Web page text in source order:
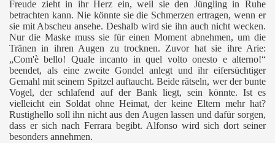
Freude zieht in ihr Herz ein, weil sie den Jüngling in Ruhe
betrachten kann. Nie könnte sie die Schmerzen ertragen, wenn er
sie mit Abscheu ansehe. Deshalb wird sie ihn auch nicht wecken.
Nur die Maske muss sie für einen Moment abnehmen, um die
Tränen in ihren Augen zu trocknen. Zuvor hat sie ihre Arie:
„Com'è bello! Quale incanto in quel volto onesto e alterno!“
beendet, als eine zweite Gondel anlegt und ihr eifersüchtiger
Gemahl mit seinem Spitzel auftaucht. Beide rätseln, wer der bunte
Vogel, der schlafend auf der Bank liegt, sein könnte. Ist es
vielleicht ein Soldat ohne Heimat, der keine Eltern mehr hat?
Rustighello soll ihn nicht aus den Augen lassen und dafür sorgen,
dass er sich nach Ferrara begibt. Alfonso wird sich dort seiner
besonders annehmen.
I.
II.